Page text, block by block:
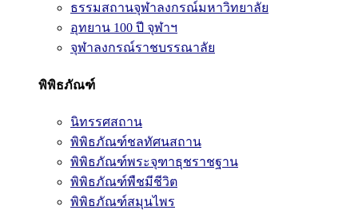
ธรรมสถานจุฬาลงกรณ์มหาวิทยาลัย
อุทยาน 100 ปี จุฬาฯ
จุฬาลงกรณ์ราชบรรณาลัย
พิพิธภัณฑ์
นิทรรศสถาน
พิพิธภัณฑ์ชลทัศนสถาน
พิพิธภัณฑ์พระจุฑาธุชราชฐาน
พิพิธภัณฑ์พืชมีชีวิต
พิพิธภัณฑ์สมุนไพร